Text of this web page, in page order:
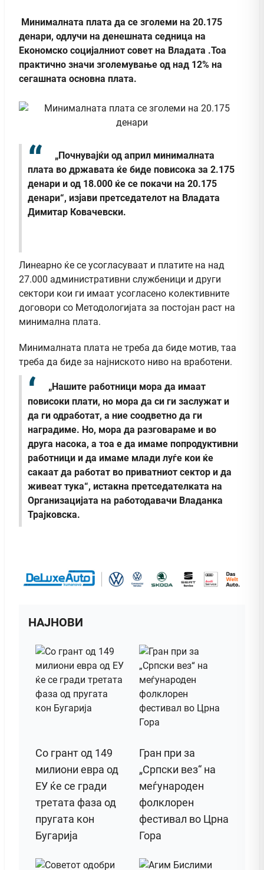
Mинималната плата да се зголеми на 20.175
денари, одлучи на денешната седница на
Економско социјалниот совет на Владата .Тоа
практично значи зголемување од над 12% на
сегашната основна плата.
„Почнувајќи од април минималната
плата во државата ќе биде повисока за 2.175
денари и од 18.000 ќе се покачи на 20.175
денари“, изјави претседателот на Владата
Димитар Ковачевски.
Линеарно ќе се усогласуваат и платите на над
27.000 административни службеници и други
сектори кои ги имаат усогласено колективните
договори со Методологијата за постојан раст на
минимална плата.
Минималната плата не треба да биде мотив, таа
треба да биде за најниското ниво на вработени.
„Нашите работници мора да имаат
повисоки плати, но мора да си ги заслужат и
да ги одработат, а ние соодветно да ги
наградиме. Но, мора да разговараме и во
друга насока, а тоа е да имаме попродуктивни
работници и да имаме млади луѓе кои ќе
сакаат да работат во приватниот сектор и да
живеат тука“, истакна претседателката на
Организацијата на работодавачи Владанка
Трајковска.
НАЈНОВИ
Со грант од 149
милиони евра од
ЕУ ќе се гради
третата фаза од
пругата кон
Бугарија
Гран при за
„Српски вез“ на
меѓународен
фолклорен
фестивал во Црна
Гора